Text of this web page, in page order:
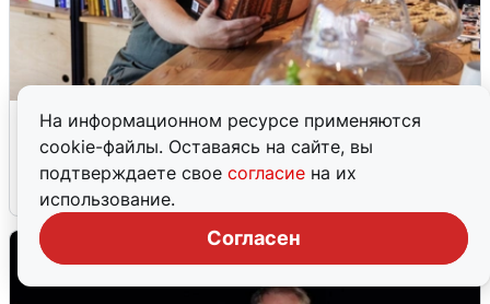
На информационном ресурсе применяются
cookie-файлы. Оставаясь на сайте, вы
подтверждаете свое согласие на их
использование.
Согласен
Волгоград отмечает праздник чтения
кино и книг
8 августа 0